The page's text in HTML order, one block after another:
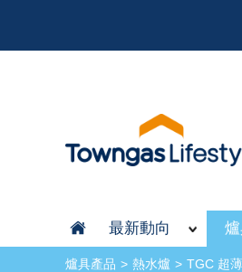
最新動向
爐具產品 熱水爐 TGC 超